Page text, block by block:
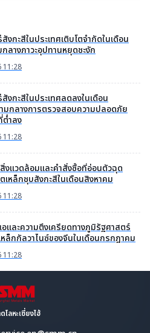
งกะสีในประเทศเติบโตจำกัดในเดือน
ลางภาวะอุปทานหยุดชะงัก
11:28
งกะสีในประเทศลดลงในเดือน
มกลางการตรวจสอบความปลอดภัย
ต่ำลง
11:28
งแวดล้อมและคำสั่งซื้อที่อ่อนตัวฉุด
เหล็กชุบสังกะสีในเดือนสิงหาคม
11:28
และความตึงเครียดทางภูมิรัฐศาสตร์
ล็กกัลวาไนซ์ของจีนในเดือนกรกฎาคม
11:28
โลหะเซี่ยงไฮ้